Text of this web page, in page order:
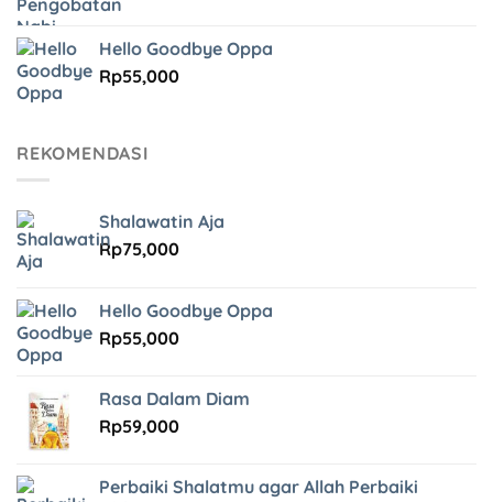
Hello Goodbye Oppa
Rp55,000
REKOMENDASI
Shalawatin Aja
Rp75,000
Hello Goodbye Oppa
Rp55,000
Rasa Dalam Diam
Rp59,000
Perbaiki Shalatmu agar Allah Perbaiki